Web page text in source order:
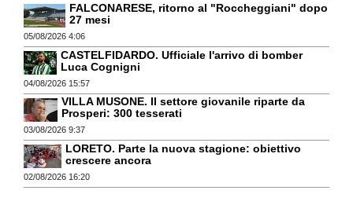
FALCONARESE, ritorno al "Roccheggiani" dopo
27 mesi
05/08/2026 4:06
CASTELFIDARDO. Ufficiale l'arrivo di bomber
Luca Cognigni
04/08/2026 15:57
VILLA MUSONE. Il settore giovanile riparte da
Prosperi: 300 tesserati
03/08/2026 9:37
LORETO. Parte la nuova stagione: obiettivo
crescere ancora
02/08/2026 16:20